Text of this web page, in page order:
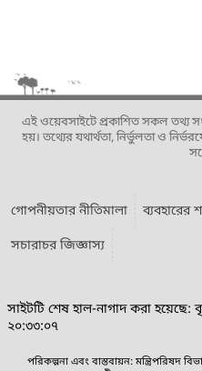
এই ওয়েবসাইটে প্রকাশিত সকল তথ্য
হয়। তথ্যের যথার্থতা, নির্ভুলতা ও
গোপনীয়তার নীতিমালা ব্যবহারের
সচারাচর জিজ্ঞাস্য
সাইটটি শেষ হাল-নাগাদ করা
২০:৩৩:০৭
পরিকল্পনা এবং বাস্তবায়ন: মন্ত্রিপরিষদ